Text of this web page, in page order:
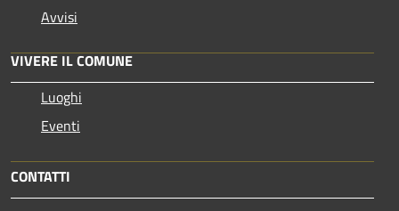
Avvisi
VIVERE IL COMUNE
Luoghi
Eventi
CONTATTI